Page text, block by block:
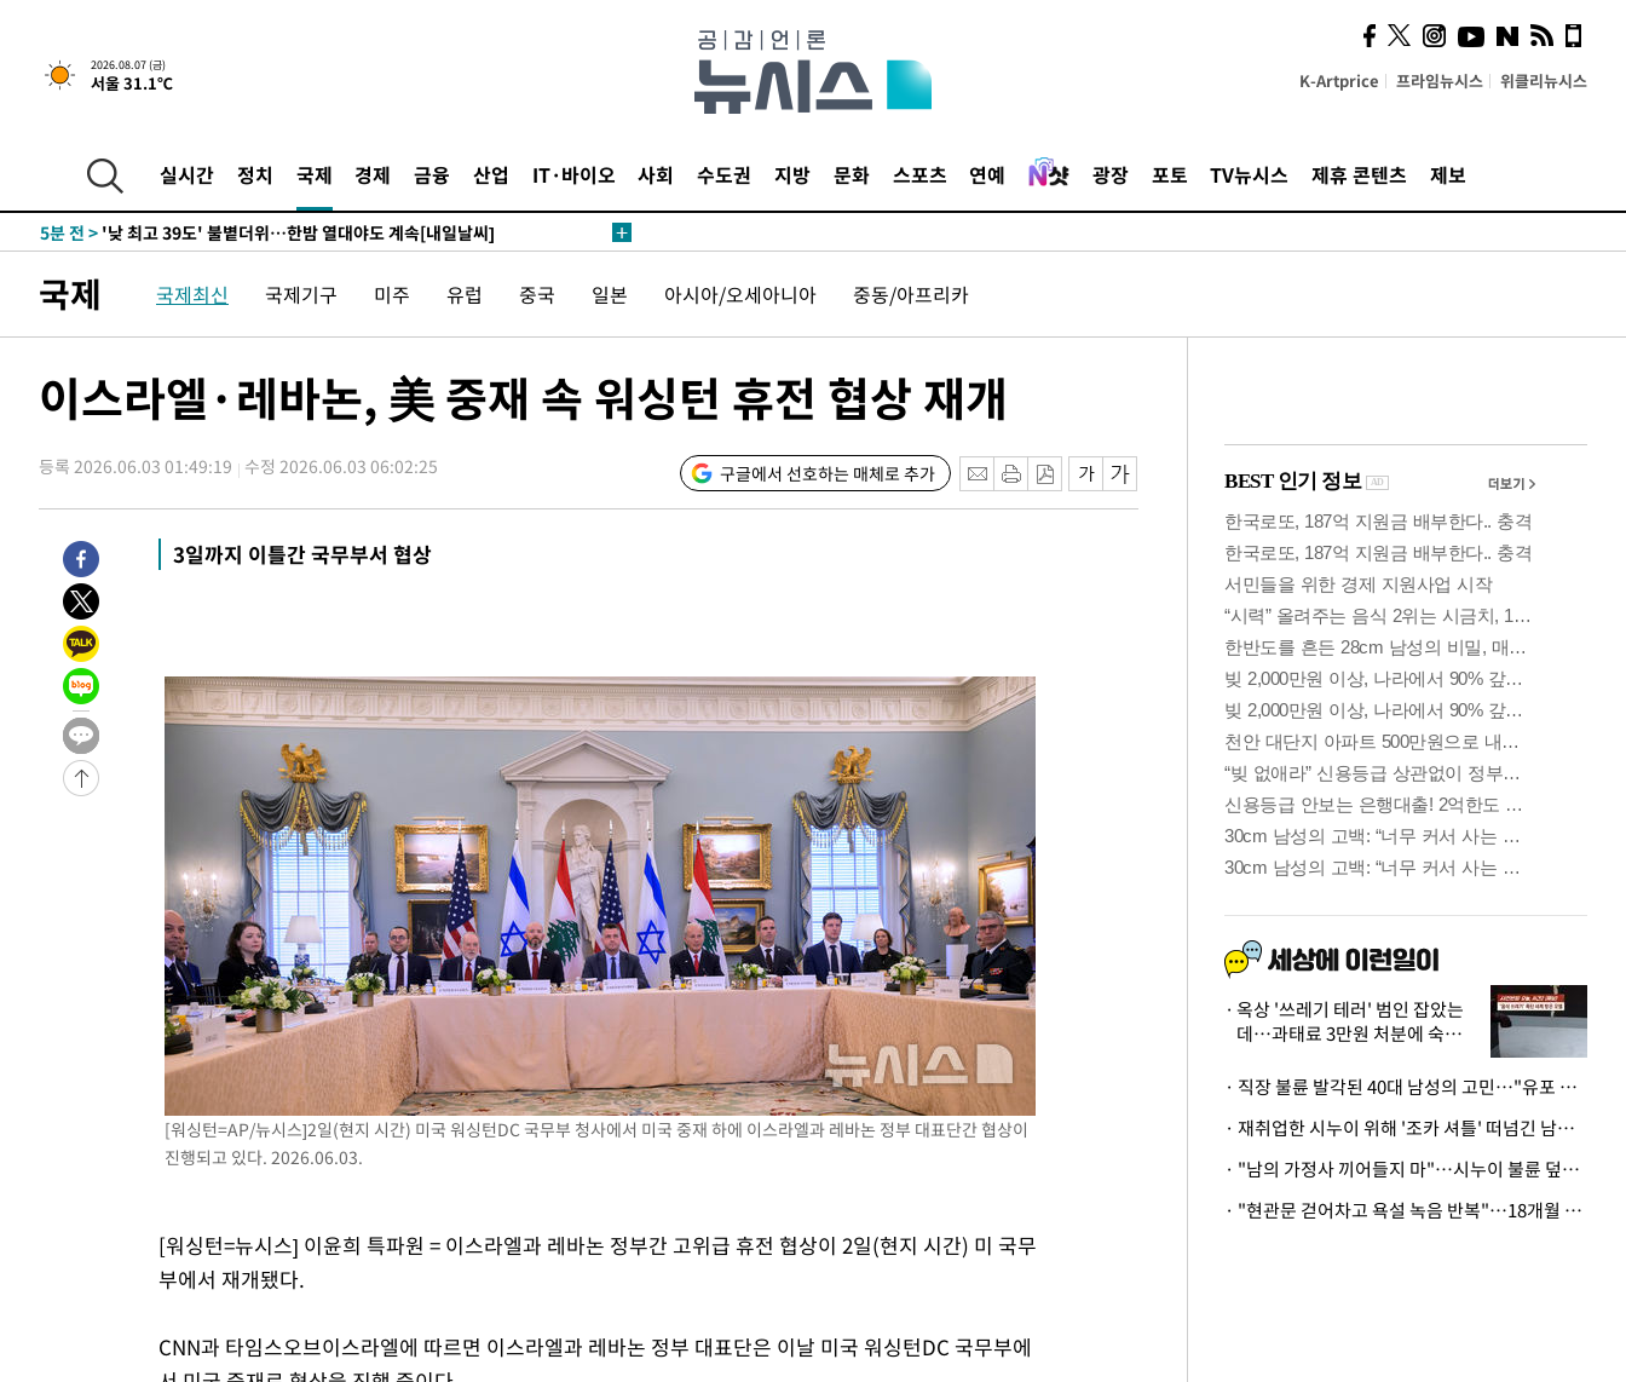
2026.08.07 (금)
서울 31.1℃ K-Artprice 프라임뉴시스 위클리뉴시스
실시간 정치 국제 경제 금융 산업 IT·바이오 사회 수도권 지방 문화 스포츠 연예 광장 포토 TV뉴시스 제휴 콘텐츠 제보
-2719초 전 >[속보]합참 "北 발사체는 단거리탄도미사일…감시·경계태세 강화"
-303초 전 > [속보]합참 "북, 동해상으로 미상 발사체 발사"
5분 전 >'낮 최고 39도' 불볕더위…한밤 열대야도 계속[내일날씨]
5분 전 >[속보]7~9일 프로야구 3연전도 폭염 취소…11일 재개
11분 전 >
"韓 외환시장 개입 관측 배경엔 美의 대한국 무역적자 있어"
14분 전 >
24분 전 >[속보]종합특검, 대검 추가 압수수색…내란 중요임무종사 혐의
1시간 전 >[속보]코스닥, 800p 회복…0.26% 오른 801.67 마감
1시간 전 > [속보]코스피, 301.88포인트(4.58%) 내린 6296.38 마감
3시간 전 >
손흥민, 5경기 연속골 실패…LAFC는 승부차기 끝 과달라하라 격파
5시간 전 >
-20229초 전 >
-19665초 전 >
-18458초 전 >
축구협회, 15년 전 심판 성 접대 파문에 "현재는 내부 지침 준수"
-17143초 전 >
경찰, '홍명보는 2순위' 결론냈던 스포츠윤리센터도 압수수색
-2739초 전 >
[속보]합참 "北 발사체는 단거리탄도미사일…감시·경계태세 강화"
-2487초 전 >
日방위성, 北이 동해로 쏜 발사체는 탄도미사일 가능성
[속보] SKT, 에이닷 서비스 장애 발생…"원인 파악 중"
[속보]합참 "북, 동해상으로 미상 발사체 발사"
'낮 최고 39도' 불볕더위…한밤 열대야도 계속[내일날씨]
[속보]7~9일 프로야구 3연전도 폭염 취소…11일 재개
"韓 외환시장 개입 관측 배경엔 美의 대한국 무역적자 있어"
'월드컵 탈락 후폭풍' 축구협회…초유의 압수수색에 '충격·당황'
서울 낮 37.9도, 올여름 최고치 경신…영등포 순간 '40도'
[속보]종합특검, 대검 추가 압수수색…내란 중요임무종사 혐의
[속보]코스닥, 800p 회복…0.26% 오른 801.67 마감
[속보]코스피, 301.88포인트(4.58%) 내린 6296.38 마감
[속보]원·달러 환율, 0.7원 내린 1423.8원 마감
손흥민, 5경기 연속골 실패…LAFC는 승부차기 끝 과달라하라 격파
내일까지 39도 '펄펄'…기상청 "태풍 지나며 폭염 잠시 꺾인다"
국제 국제최신 국제기구 미주 유럽 중국 일본 아시아/오세아니아 중동/아프리카
이스라엘·레바논, 美 중재 속 워싱턴 휴전 협상 재개
등록 2026.06.03 01:49:19 수정 2026.06.03 06:02:25 구글에서 선호하는 매체로 추가
3일까지 이틀간 국무부서 협상
[워싱턴=AP/뉴시스]2일(현지 시간) 미국 워싱턴DC 국무부 청사에서 미국 중재 하에 이스라엘과 레바논 정부 대표단간 협상이
진행되고 있다. 2026.06.03.
[워싱턴=뉴시스] 이윤희 특파원 = 이스라엘과 레바논 정부간 고위급 휴전 협상이 2일(현지 시간) 미 국무
부에서 재개됐다.
CNN과 타임스오브이스라엘에 따르면 이스라엘과 레바논 정부 대표단은 이날 미국 워싱턴DC 국무부에
의견, 국토부·LH에 충실히
전달할 것"
옥상 '쓰레기 테러' 범인 잡았는
데…과태료 3만원 처분에 숙박업
· 직장 불륜 발각된 40대 남성의 고민…"유포 동료 명예훼손·협박죄 고소 가능할까"
· 재취업한 시누이 위해 '조카 셔틀' 떠넘긴 남편…아내 "난 못한다"
· "남의 가정사 끼어들지 마"…시누이 불륜 덮으려는 남편에 억울한 아내
· "현관문 걷어차고 욕설 녹음 반복"…18개월 아기 키우는 집 뒤흔든 '앞집의 비극'